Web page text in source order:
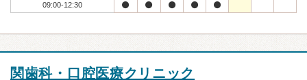
09:00-12:30
関歯科・口腔医療クリニック